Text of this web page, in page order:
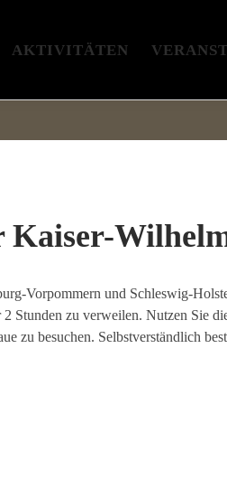
AKTIVITÄTEN
Kaiser-
Vorpommern und Schleswig-
Stunden zu verweilen. Nutzen Sie
zu besuchen. Selbstverständlich